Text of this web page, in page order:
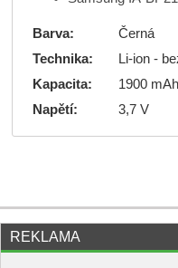
Barva:
Černá
Technika:
Li-ion -
Kapacita:
1900 mAh
Napětí:
3,7 V
REKLAMA